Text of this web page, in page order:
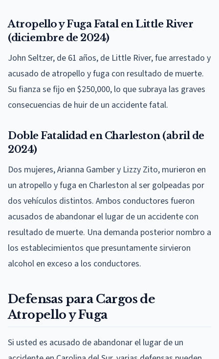
Atropello y Fuga Fatal en Little River
(diciembre de 2024)
John Seltzer, de 61 años, de Little River, fue arrestado y
acusado de atropello y fuga con resultado de muerte.
Su fianza se fijo en $250,000, lo que subraya las graves
consecuencias de huir de un accidente fatal.
Doble Fatalidad en Charleston (abril de
2024)
Dos mujeres, Arianna Gamber y Lizzy Zito, murieron en
un atropello y fuga en Charleston al ser golpeadas por
dos vehículos distintos. Ambos conductores fueron
acusados de abandonar el lugar de un accidente con
resultado de muerte. Una demanda posterior nombro a
los establecimientos que presuntamente sirvieron
alcohol en exceso a los conductores.
Defensas para Cargos de
Atropello y Fuga
Si usted es acusado de abandonar el lugar de un